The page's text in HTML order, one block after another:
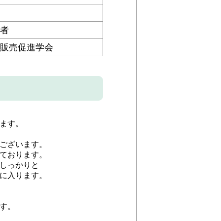
売促進学会
す。
ざいます。
おります。
っかりと
入ります。
。